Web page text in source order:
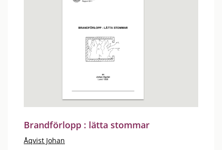
Brandförlopp : lätta stommar
Åqvist Johan